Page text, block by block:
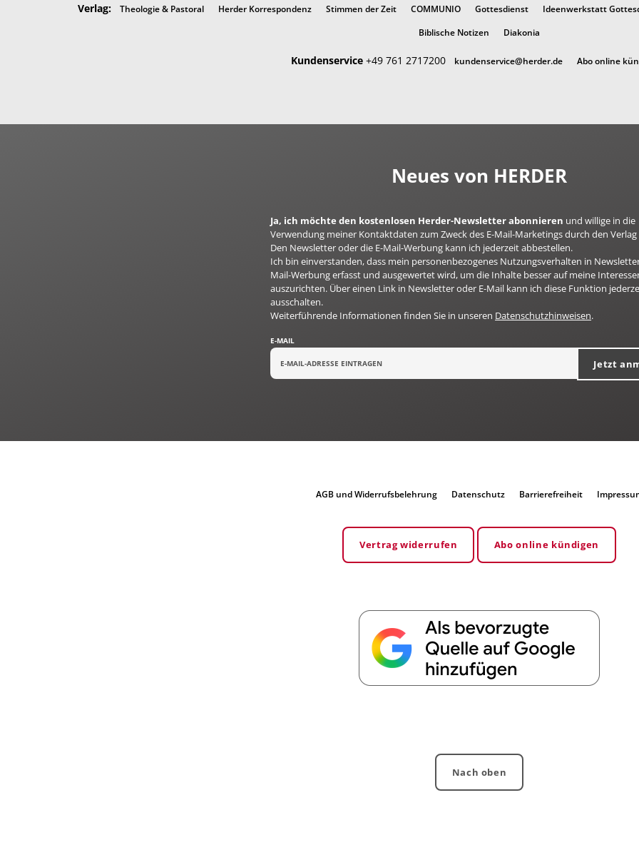
Verlag: Theologie & Pastoral Herder Korrespondenz Stimmen der Zeit COMMUNIO Gottesdienst Ideenwerkstatt
Biblische Notizen Diakonia
Kundenservice +49 761 2717200 kundenservice@herder.de Abo online
Neues von HERDER
Ja, ich möchte den kostenlosen Herder-Newsletter abonnieren und willige in die
Verwendung meiner Kontaktdaten zum Zweck des E-Mail-Marketings durch den
Den Newsletter oder die E-Mail-Werbung kann ich jederzeit abbestellen.
Ich bin einverstanden, dass mein personenbezogenes Nutzungsverhalten in
Mail-Werbung erfasst und ausgewertet wird, um die Inhalte besser auf meine
auszurichten. Über einen Link in Newsletter oder E-Mail kann ich diese Funktion
ausschalten.
Weiterführende Informationen finden Sie in unseren Datenschutzhinweisen.
E-MAIL
Jetzt
AGB und Widerrufsbelehrung Datenschutz Barrierefreiheit
Vertrag widerrufen Abo online kündigen
Nach oben